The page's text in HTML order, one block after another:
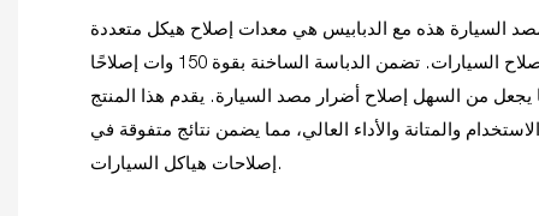
السيارة هذه مع الدبابيس هي معدات إصلاح هيكل متعددة
الاستخدامات مصممة لأدوات إصلاح السيارات. تضمن الدباسة الساخنة بقوة 150 وات إصلاحًا
يجعل من السهل إصلاح أضرار مصد السيارة. يقدم هذا المنتج
والمتانة والأداء العالي، مما يضمن نتائج متفوقة في
إصلاحات هياكل السيارات.